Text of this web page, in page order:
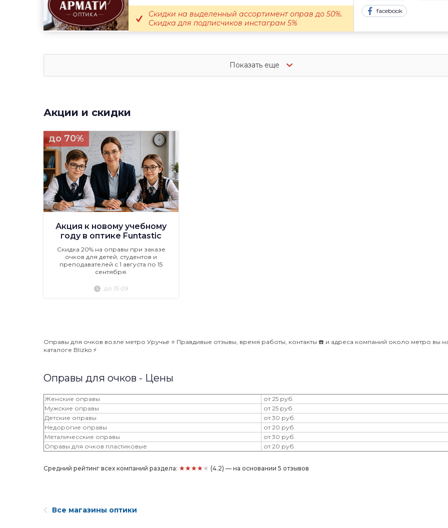
facebook
Скидки на выделенный ассортимент оправ до 50%.
Скидка для подписчиков инстаграм 5%
Показать еще
Акции и скидки
до 70%
Акция к новому учебному
году в оптике Funtastic
Скидка 20% на оправы при заказе
очков для детей, студентов и
преподавателей с 1 августа по 15
сентября.
до 15.09
Оправы для очков возле метро Уручье ⭐️ Правдивые отзывы, время работы, контакты ☎️ и адреса компаний около метро вы
каталоге Blizko ⚡️
Оправы для очков - Цены
Женские оправы
от 25 руб.
Мужские оправы
от 25 руб.
Детские оправы
от 30 руб.
Недорогие оправы
от 20 руб.
Металичесские оправы
от 30 руб.
Оправы для очков пластиковые
от 20 руб.
Средний рейтинг всех компаний раздела: ★★★★★ (4.2) — на основании 5 отзывов
Все магазины оптики